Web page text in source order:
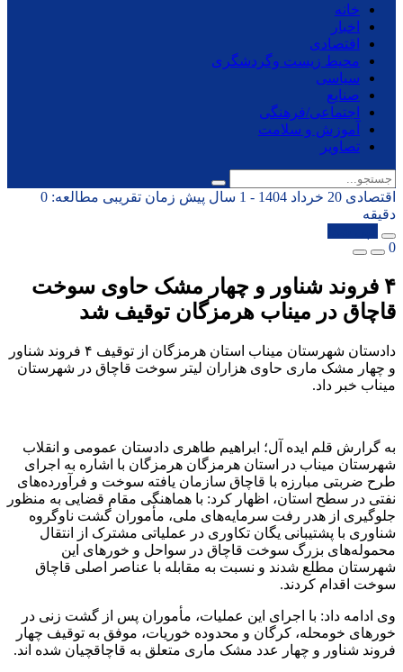
خانه
اخبار
اقتصادی
محیط زیست وگردشگری
سیاسی
صنایع
اجتماعی/فرهنگی
آموزش و سلامت
تصاویر
اقتصادی 20 خرداد 1404 - 1 سال پیش
زمان تقریبی مطالعه: 0
دقیقه
0
۴ فروند شناور و چهار مشک حاوی سوخت
قاچاق در میناب هرمزگان توقیف شد
دادستان شهرستان میناب استان هرمزگان از توقیف ۴ فروند شناور
و چهار مشک ماری حاوی هزاران لیتر سوخت قاچاق در شهرستان
میناب خبر داد.
به گرارش قلم ایده آل؛ ابراهیم طاهری دادستان عمومی و انقلاب
شهرستان میناب در استان هرمزگان هرمزگان با اشاره به اجرای
طرح ضربتی مبارزه با قاچاق سازمان یافته سوخت و فرآورده‌های
نفتی در سطح استان، اظهار کرد: با هماهنگی مقام قضایی به منظور
جلوگیری از هدر رفت سرمایه‌های ملی، مأموران گشت ناوگروه
شناوری با پشتیبانی یگان تکاوری در عملیاتی مشترک از انتقال
محموله‌های بزرگ سوخت قاچاق در سواحل و خورهای این
شهرستان مطلع شدند و نسبت به مقابله با عناصر اصلی قاچاق
سوخت اقدام کردند.
وی ادامه داد: با اجرای این عملیات، مأموران پس از گشت زنی در
خورهای خومحله، کرگان و محدوده خوریات، موفق به توقیف چهار
فروند شناور و چهار عدد مشک ماری متعلق به قاچاقچیان شده اند.